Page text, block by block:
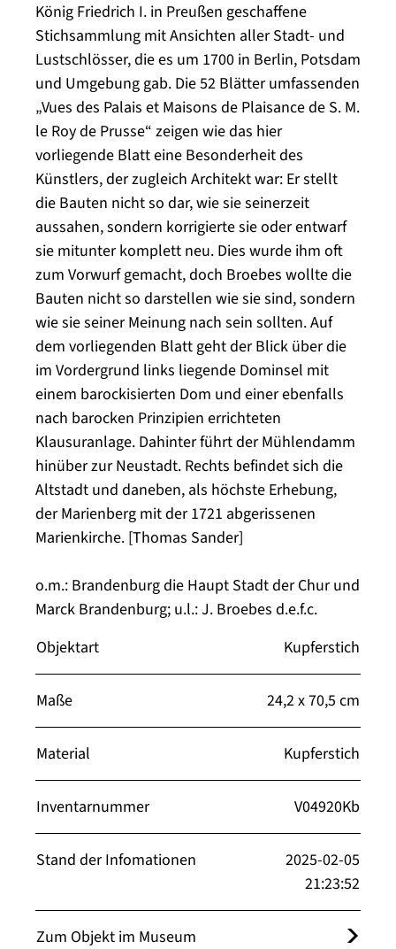
König Friedrich I. in Preußen geschaffene
Stichsammlung mit Ansichten aller Stadt- und
Lustschlösser, die es um 1700 in Berlin, Potsdam
und Umgebung gab. Die 52 Blätter umfassenden
„Vues des Palais et Maisons de Plaisance de S. M.
le Roy de Prusse“ zeigen wie das hier
vorliegende Blatt eine Besonderheit des
Künstlers, der zugleich Architekt war: Er stellt
die Bauten nicht so dar, wie sie seinerzeit
aussahen, sondern korrigierte sie oder entwarf
sie mitunter komplett neu. Dies wurde ihm oft
zum Vorwurf gemacht, doch Broebes wollte die
Bauten nicht so darstellen wie sie sind, sondern
wie sie seiner Meinung nach sein sollten. Auf
dem vorliegenden Blatt geht der Blick über die
im Vordergrund links liegende Dominsel mit
einem barockisierten Dom und einer ebenfalls
nach barocken Prinzipien errichteten
Klausuranlage. Dahinter führt der Mühlendamm
hinüber zur Neustadt. Rechts befindet sich die
Altstadt und daneben, als höchste Erhebung,
der Marienberg mit der 1721 abgerissenen
Marienkirche. [Thomas Sander]
o.m.: Brandenburg die Haupt Stadt der Chur und
Marck Brandenburg; u.l.: J. Broebes d.e.f.c.
Objektart
Kupferstich
Maße 24,2 x 70,5 cm
Material Kupferstich
Inventarnummer V04920Kb
Stand der Infomationen
2025-02-05
21:23:52
Zum Objekt im Museum